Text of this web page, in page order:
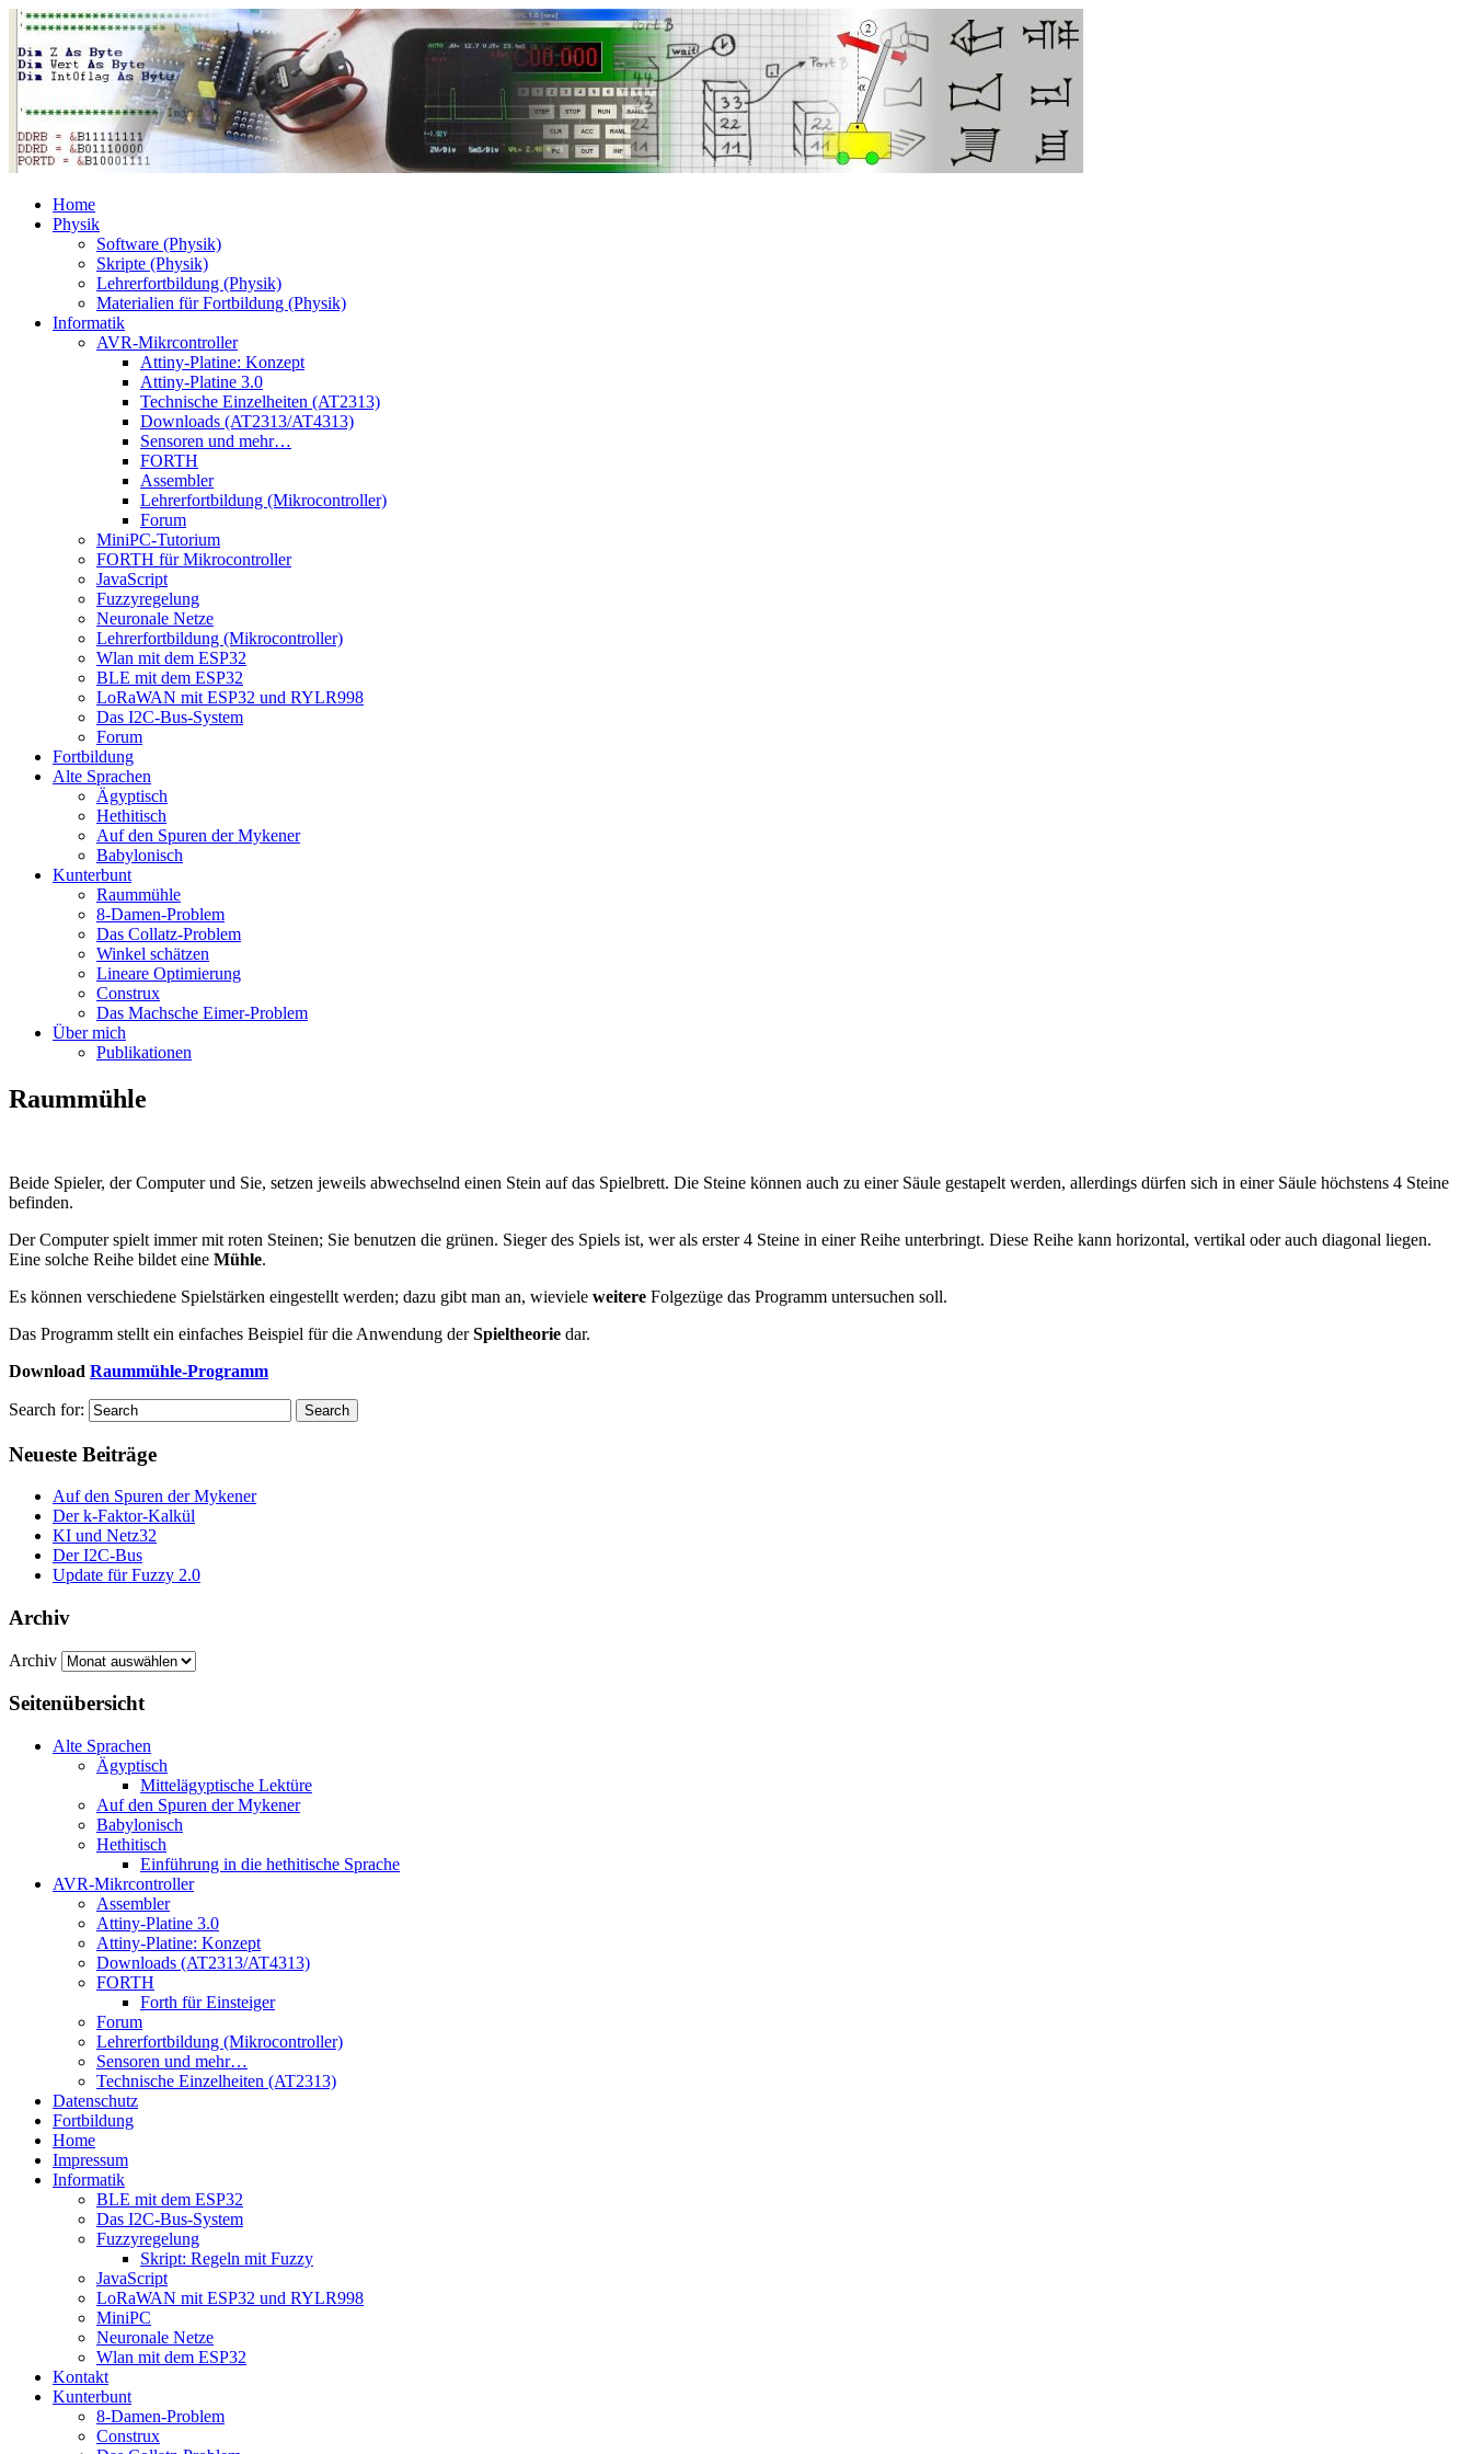
Home
Physik
Software (Physik)
Skripte (Physik)
Lehrerfortbildung (Physik)
Materialien für Fortbildung (Physik)
Informatik
AVR-Mikrcontroller
Attiny-Platine: Konzept
Attiny-Platine 3.0
Technische Einzelheiten (AT2313)
Downloads (AT2313/AT4313)
Sensoren und mehr…
FORTH
Assembler
Lehrerfortbildung (Mikrocontroller)
Forum
MiniPC-Tutorium
FORTH für Mikrocontroller
JavaScript
Fuzzyregelung
Neuronale Netze
Lehrerfortbildung (Mikrocontroller)
Wlan mit dem ESP32
BLE mit dem ESP32
LoRaWAN mit ESP32 und RYLR998
Das I2C-Bus-System
Forum
Fortbildung
Alte Sprachen
Ägyptisch
Hethitisch
Auf den Spuren der Mykener
Babylonisch
Kunterbunt
Raummühle
8-Damen-Problem
Das Collatz-Problem
Winkel schätzen
Lineare Optimierung
Construx
Das Machsche Eimer-Problem
Über mich
Publikationen
Raummühle
Beide Spieler, der Computer und Sie, setzen jeweils abwechselnd einen Stein auf das Spielbrett. Die Steine können auch zu einer Säule gestapelt werden, allerdings dürfen sich in einer Säule höchstens 4 Steine
befinden.
Der Computer spielt immer mit roten Steinen; Sie benutzen die grünen. Sieger des Spiels ist, wer als erster 4 Steine in einer Reihe unterbringt. Diese Reihe kann horizontal, vertikal oder auch diagonal liegen.
Eine solche Reihe bildet eine Mühle.
Es können verschiedene Spielstärken eingestellt werden; dazu gibt man an, wieviele weitere Folgezüge das Programm untersuchen soll.
Das Programm stellt ein einfaches Beispiel für die Anwendung derSpieltheorie dar.
Download Raummühle-Programm
Search for:
Neueste Beiträge
Auf den Spuren der Mykener
Der k-Faktor-Kalkül
KI und Netz32
Der I2C-Bus
Update für Fuzzy 2.0
Archiv
Archiv
Seitenübersicht
Alte Sprachen
Ägyptisch
Mittelägyptische Lektüre
Auf den Spuren der Mykener
Babylonisch
Hethitisch
Einführung in die hethitische Sprache
AVR-Mikrcontroller
Assembler
Attiny-Platine 3.0
Attiny-Platine: Konzept
Downloads (AT2313/AT4313)
FORTH
Forth für Einsteiger
Forum
Lehrerfortbildung (Mikrocontroller)
Sensoren und mehr…
Technische Einzelheiten (AT2313)
Datenschutz
Fortbildung
Home
Impressum
Informatik
BLE mit dem ESP32
Das I2C-Bus-System
Fuzzyregelung
Skript: Regeln mit Fuzzy
JavaScript
LoRaWAN mit ESP32 und RYLR998
MiniPC
Neuronale Netze
Wlan mit dem ESP32
Kontakt
Kunterbunt
8-Damen-Problem
Construx